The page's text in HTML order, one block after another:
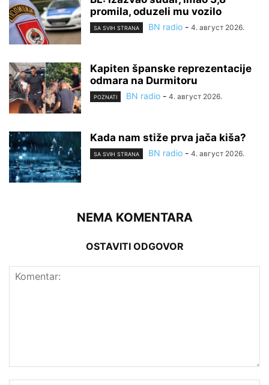
promila, oduzeli mu vozilo
SA SVIH STRANA BN radio - 4. август 2026.
Kapiten španske reprezentacije
odmara na Durmitoru
POZNATI BN radio - 4. август 2026.
Kada nam stiže prva jača kiša?
SA SVIH STRANA BN radio - 4. август 2026.
NEMA KOMENTARA
OSTAVITI ODGOVOR